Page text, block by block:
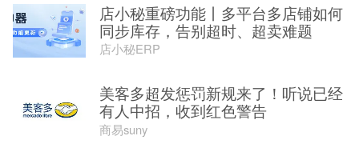
店小秘重磅功能丨多平台多店铺如何
同步库存，告别超时、超卖难题
店小秘ERP
美客多超发惩罚新规来了！听说已经
有人中招，收到红色警告
商易suny